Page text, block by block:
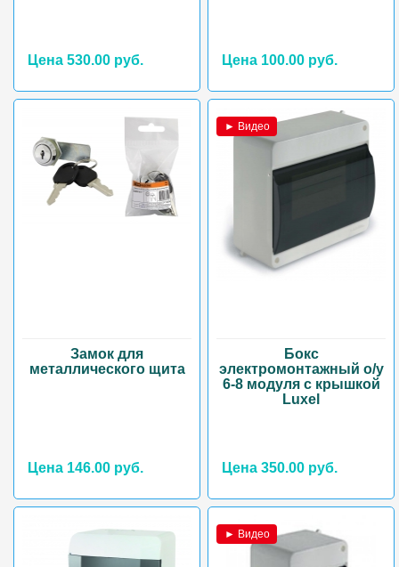
Цена 530.00 руб. Цена 100.00 руб.
Замок для
металлического щита
Цена 146.00 руб.
► Видео
Бокс
электромонтажный о/у
6-8 модуля с крышкой
Luxel
Цена 350.00 руб.
► Видео